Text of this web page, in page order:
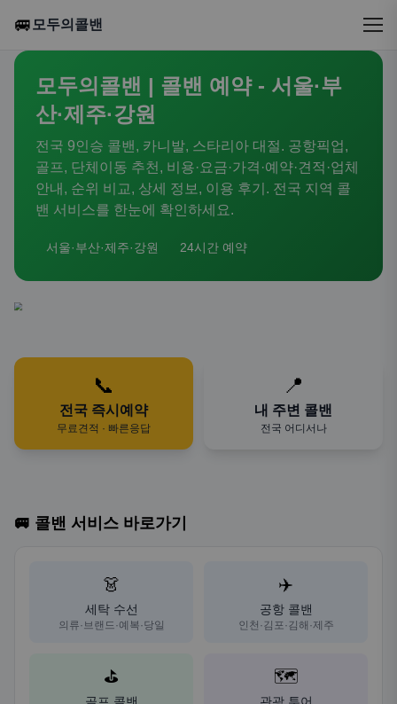
🚐 모두의콜밴
모두의콜밴 | 콜밴 예약 - 서울·부
산·제주·강원
전국 9인승 콜밴, 카니발, 스타리아 대절. 공항픽업,
골프, 단체이동 추천, 비용·요금·가격·예약·견적·업체
안내, 순위 비교, 상세 정보, 이용 후기. 전국 지역 콜
밴 서비스를 한눈에 확인하세요.
서울·부산·제주·강원 24시간 예약
📞
전국 즉시예약
무료견적 · 빠른응답
📍
내 주변 콜밴
전국 어디서나
🚐 콜밴 서비스 바로가기
👗
세탁 수선
의류·브랜드·예복·당일
✈️
공항 콜밴
인천·김포·김해·제주
⛳ 🗺️